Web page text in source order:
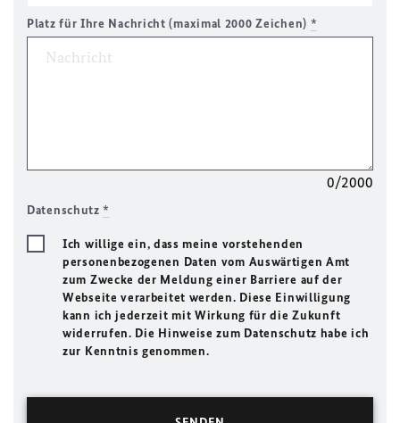
Platz für Ihre Nachricht (maximal 2000 Zeichen) *
0/2000
Datenschutz*
Ich willige ein, dass meine vorstehenden
personenbezogenen Daten vom Auswärtigen Amt
zum Zwecke der Meldung einer Barriere auf der
Webseite verarbeitet werden. Diese Einwilligung
kann ich jederzeit mit Wirkung für die Zukunft
widerrufen. Die Hinweise zum Datenschutz habe ich
zur Kenntnis genommen.